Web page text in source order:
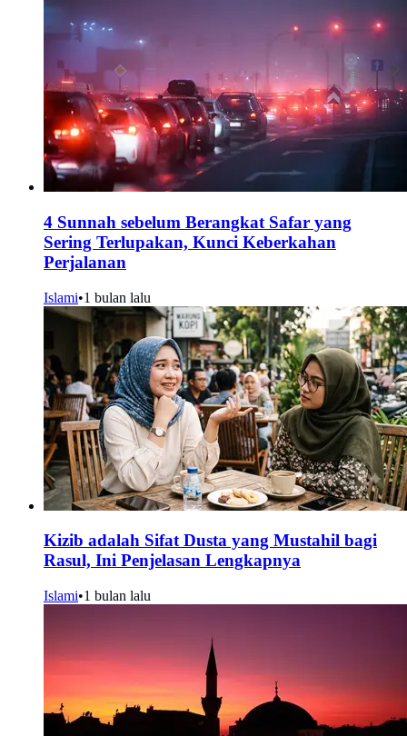
4 Sunnah sebelum Berangkat Safar yang
Sering Terlupakan, Kunci Keberkahan
Perjalanan
Islami•1 bulan lalu
Kizib adalah Sifat Dusta yang Mustahil bagi
Rasul, Ini Penjelasan Lengkapnya
Islami•1 bulan lalu